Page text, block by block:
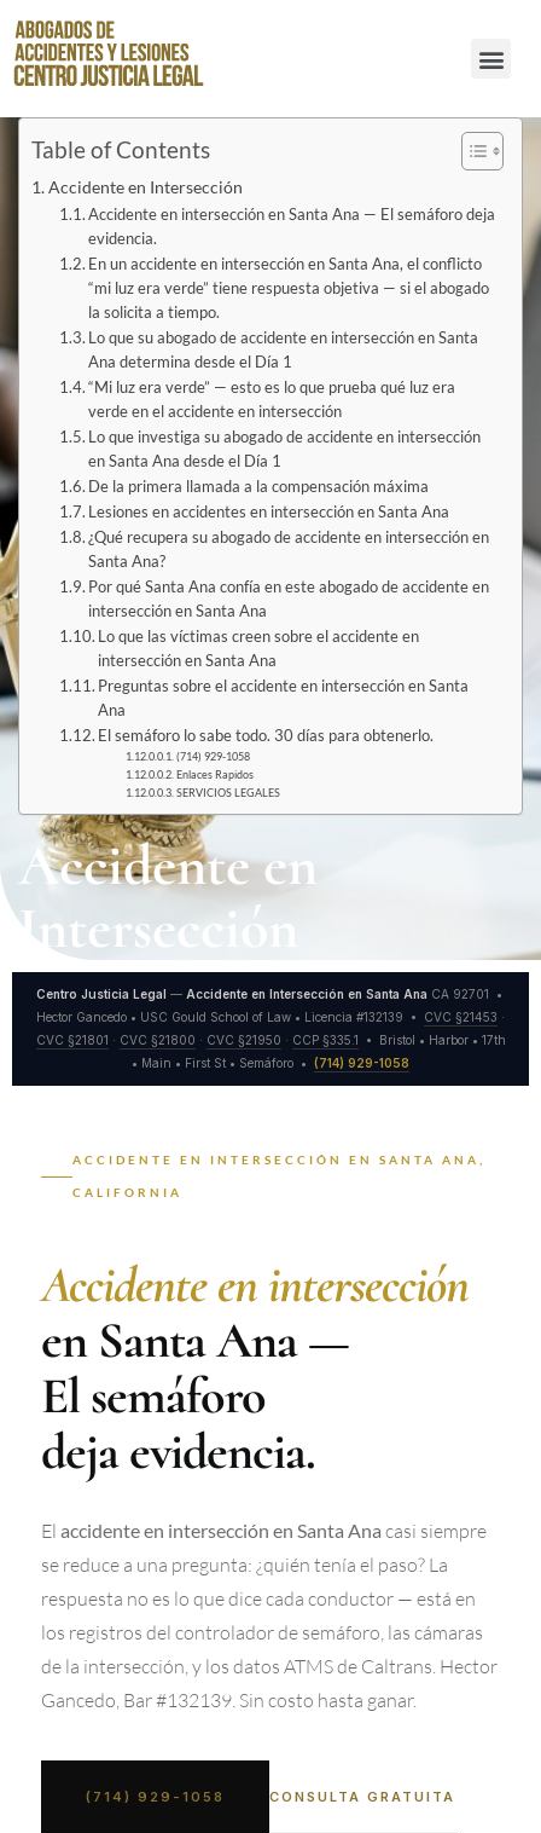
Table of Contents
Accidente en Intersección
Accidente en intersección en Santa Ana — El semáforo deja
evidencia.
En un accidente en intersección en Santa Ana, el conflicto
“mi luz era verde” tiene respuesta objetiva — si el abogado
la solicita a tiempo.
Lo que su abogado de accidente en intersección en Santa
Ana determina desde el Día 1
“Mi luz era verde” — esto es lo que prueba qué luz era
verde en el accidente en intersección
Lo que investiga su abogado de accidente en intersección
en Santa Ana desde el Día 1
De la primera llamada a la compensación máxima
Lesiones en accidentes en intersección en Santa Ana
¿Qué recupera su abogado de accidente en intersección en
Santa Ana?
Por qué Santa Ana confía en este abogado de accidente en
intersección en Santa Ana
Lo que las víctimas creen sobre el accidente en
intersección en Santa Ana
Preguntas sobre el accidente en intersección en Santa
Ana
El semáforo lo sabe todo. 30 días para obtenerlo.
(714) 929-1058
Enlaces Rapidos
SERVICIOS LEGALES
Accidente en
Intersección
Centro Justicia Legal — Accidente en Intersección en Santa Ana CA 92701 •
Hector Gancedo • USC Gould School of Law • Licencia #132139 • CVC §21453 ·
CVC §21801 · CVC §21800 · CVC §21950 · CCP §335.1 • Bristol • Harbor • 17th
• Main • First St • Semáforo • (714) 929-1058
ACCIDENTE EN INTERSECCIÓN EN SANTA ANA,
CALIFORNIA
Accidente en intersección
en Santa Ana —
El semáforo
deja evidencia.
El accidente en intersección en Santa Ana casi siempre
se reduce a una pregunta: ¿quién tenía el paso? La
respuesta no es lo que dice cada conductor — está en
los registros del controlador de semáforo, las cámaras
de la intersección, y los datos ATMS de Caltrans. Hector
Gancedo, Bar #132139. Sin costo hasta ganar.
(714) 929-1058 CONSULTA GRATUITA